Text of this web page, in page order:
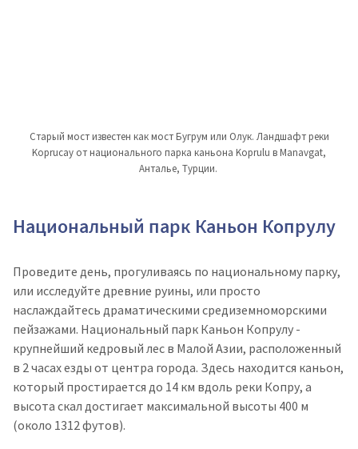
Старый мост известен как мост Бугрум или Олук. Ландшафт реки
Koprucay от национального парка каньона Koprulu в Manavgat,
Анталье, Турции.
Национальный парк Каньон Копрулу
Проведите день, прогуливаясь по национальному парку,
или исследуйте древние руины, или просто
наслаждайтесь драматическими средиземноморскими
пейзажами. Национальный парк Каньон Копрулу -
крупнейший кедровый лес в Малой Азии, расположенный
в 2 часах езды от центра города. Здесь находится каньон,
который простирается до 14 км вдоль реки Копру, а
высота скал достигает максимальной высоты 400 м
(около 1312 футов).